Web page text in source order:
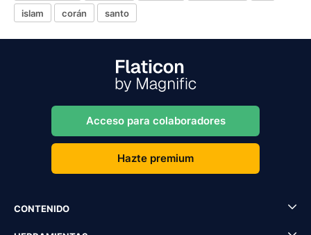
islam
corán santo
Acceso para colaboradores
Hazte premium
CONTENIDO